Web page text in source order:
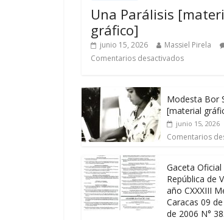
Una Parálisis
gráfico]
junio 15, 2026
Massiel Pirela
Comentarios desactivados
Modesta Bor
[material
junio 15, 2026
Comentarios
Gaceta Oficial
República de
año CXXXIII
Caracas 09
de 2006 N°